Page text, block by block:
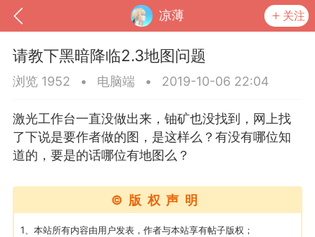
凉薄 关注
我的钱包 道具 排行榜
请教下黑暗降临2.3地图问题
浏览 1952 • 电脑端 • 2019-10-06 22:04
激光工作台一直没做出来，铀矿也没找到，网上找
了下说是要作者做的图，是这样么？有没有哪位知
道的，要是的话哪位有地图么？
©版权声明
1、本站所有内容由用户发表，作者与本站享有帖子版权；